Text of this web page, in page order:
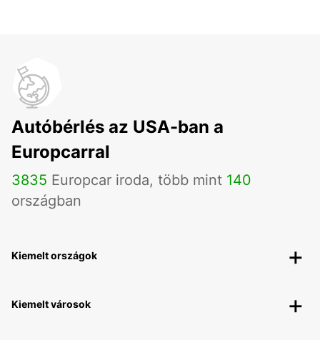
Autóbérlés az USA-ban a
Europcarral
3835 Europcar iroda, több mint 140
országban
Kiemelt országok
Kiemelt városok